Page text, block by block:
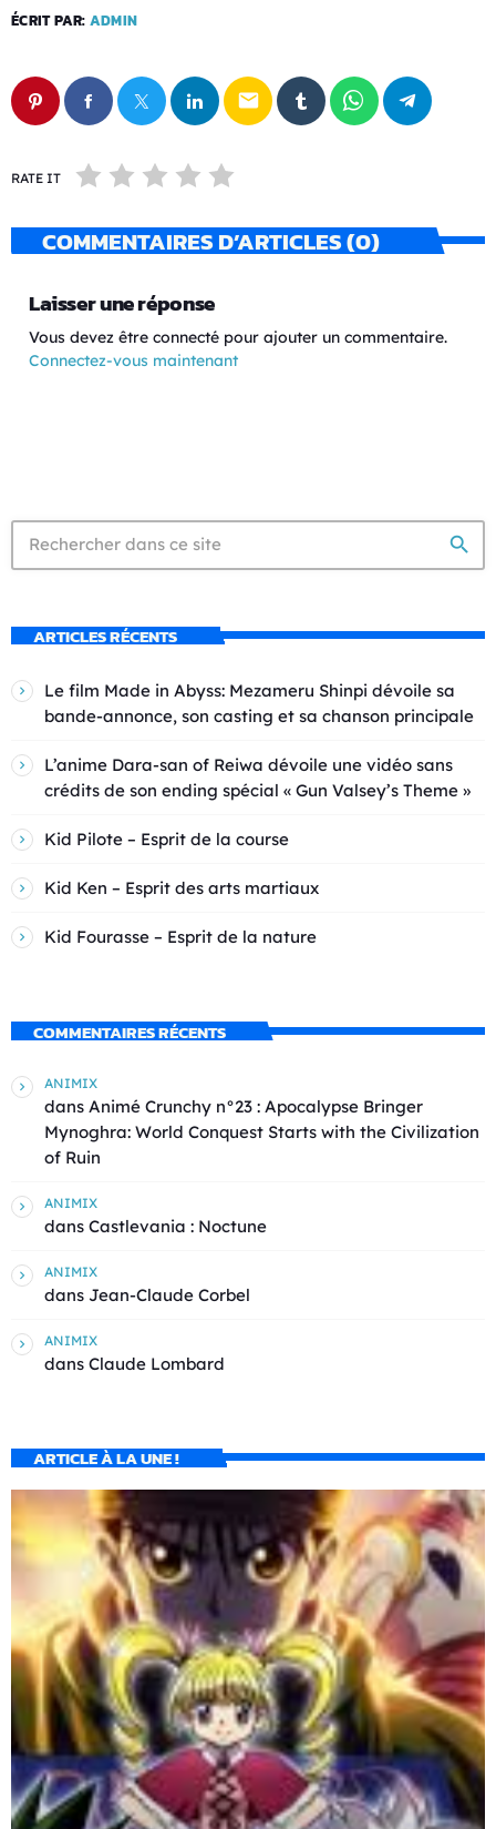
ÉCRIT PAR: ADMIN
email
RATE IT
COMMENTAIRES D’ARTICLES (0)
Laisser une réponse
Vous devez être connecté pour ajouter un commentaire.
Connectez-vous maintenant
search
ARTICLES RÉCENTS
Le film Made in Abyss: Mezameru Shinpi dévoile sa
bande-annonce, son casting et sa chanson principale
L’anime Dara-san of Reiwa dévoile une vidéo sans
crédits de son ending spécial « Gun Valsey’s Theme »
Kid Pilote – Esprit de la course
Kid Ken – Esprit des arts martiaux
Kid Fourasse – Esprit de la nature
COMMENTAIRES RÉCENTS
ANIMIX
dans Animé Crunchy n°23 : Apocalypse Bringer
Mynoghra: World Conquest Starts with the Civilization
of Ruin
ANIMIX
dans Castlevania : Noctune
ANIMIX
dans Jean-Claude Corbel
ANIMIX
dans Claude Lombard
ARTICLE À LA UNE !